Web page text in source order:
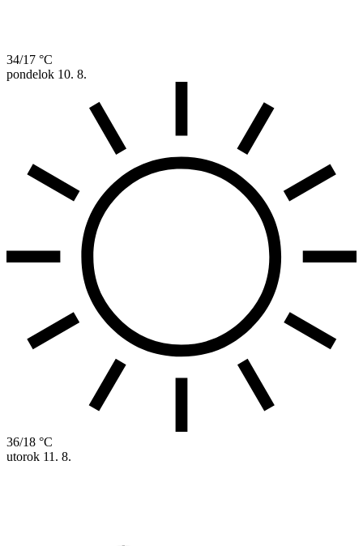
34/17 °C
pondelok 10. 8.
36/18 °C
utorok 11. 8.